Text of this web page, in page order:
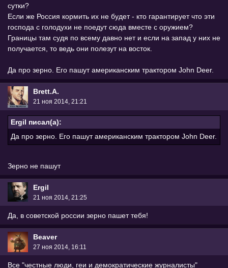
сутки?
Если же Россия кормить их не будет - кто гарантирует что эти
господа с голодухи не поедут сюда вместе с оружием?
Границы там судя по всему давно нет и если на запад у них не
получается, то ведь они полезут на восток.
Да про зерно. Его пашут американским трактором John Deer.
Brett.A.
21 ноя 2014, 21:21
Ergil писал(а):
Да про зерно. Его пашут американским трактором John Deer.
Зерно не пашут
Ergil
21 ноя 2014, 21:25
Да, в советской россии зерно пашет тебя!
Beaver
27 ноя 2014, 16:11
Все "честные люди, геи и демократические журналисты"